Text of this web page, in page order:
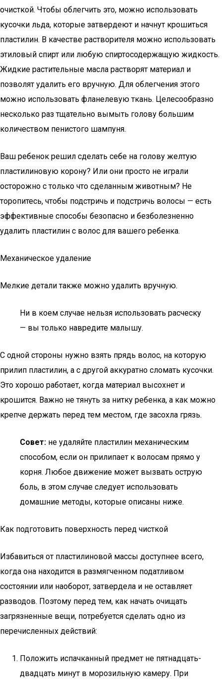
очисткой. Чтобы облегчить это, можно использовать
кусочки льда, которые затвердеют и начнут крошиться
пластилин. В качестве растворителя можно использовать
этиловый спирт или любую спиртосодержащую жидкость.
Жидкие растительные масла растворят материал и
позволят удалить его вручную. Для облегчения этого
можно использовать фланелевую ткань. Целесообразно
несколько раз тщательно вымыть голову большим
количеством пенистого шампуня.
Ваш ребенок решил сделать себе на голову желтую
пластилиновую корону? Или они просто не играли
осторожно с только что сделанным животным? Не
торопитесь, чтобы подстричь и подстричь волосы — есть
эффективные способы безопасно и безболезненно
удалить пластилин с волос для вашего ребенка.
Механическое удаление
Мелкие детали также можно удалить вручную.
Ни в коем случае нельзя использовать расческу
— вы только навредите малышу.
С одной стороны нужно взять прядь волос, на которую
прилип пластилин, а с другой аккуратно сломать кусочки.
Это хорошо работает, когда материал высохнет и
крошится. Важно не тянуть за нитку ребенка, а как можно
крепче держать перед тем местом, где засохла грязь.
Совет: не удаляйте пластилин механическим
способом, если он прилипает к волосам прямо у
корня. Любое движение может вызвать острую
боль, в этом случае следует использовать
домашние методы, которые описаны ниже.
Как подготовить поверхность перед чисткой
Избавиться от пластилиновой массы доступнее всего,
когда она находится в размягченном податливом
состоянии или наоборот, затвердела и не оставляет
разводов. Поэтому перед тем, как начать очищать
загрязненные вещи, потребуется сделать одно из
перечисленных действий:
Положить испачканный предмет не пятнадцать-
двадцать минут в морозильную камеру. При